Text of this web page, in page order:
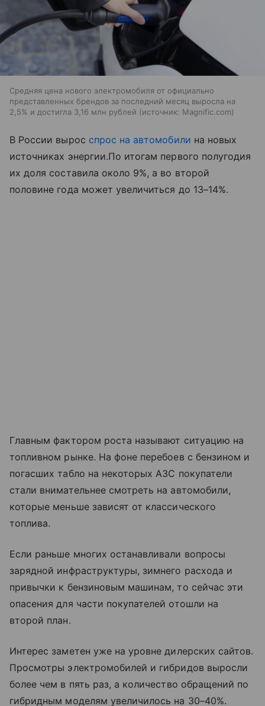
Средняя цена нового электромобиля от официально
представленных брендов за последний месяц выросла на
2,5% и достигла 3,16 млн рублей
источник: Magnific.com
В России вырос спрос на автомобили на новых
источниках энергии.По итогам первого полугодия
их доля составила около 9%, а во второй
половине года может увеличиться до 13–14%.
Главным фактором роста называют ситуацию на
топливном рынке. На фоне перебоев с бензином и
погасших табло на некоторых АЗС покупатели
стали внимательнее смотреть на автомобили,
которые меньше зависят от классического
топлива.
Если раньше многих останавливали вопросы
зарядной инфраструктуры, зимнего расхода и
привычки к бензиновым машинам, то сейчас эти
опасения для части покупателей отошли на
второй план.
Интерес заметен уже на уровне дилерских сайтов.
Просмотры электромобилей и гибридов выросли
более чем в пять раз, а количество обращений по
гибридным моделям увеличилось на 30–40%.